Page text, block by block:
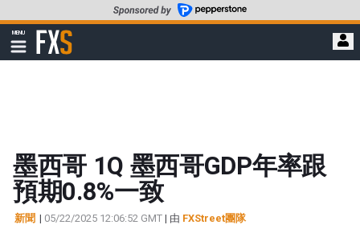
至
要
MENU
顯
示
FXStreet
墨西哥 1Q 墨西哥GDP年率跟
預期0.8%一致
新聞 | 05/22/2025 12:06:52 GMT | 由 FXStreet團隊